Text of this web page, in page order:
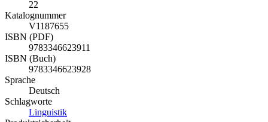
22
Katalognummer
V1187655
ISBN (PDF)
9783346623911
ISBN (Buch)
9783346623928
Sprache
Deutsch
Schlagworte
Linguistik